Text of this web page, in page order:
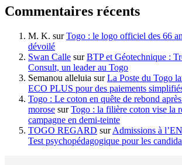
Commentaires récents
M. K. surTogo : le logo officiel des 66
dévoilé
Swan Calle surBTP et Géotechnique :
Consult, un leader au Togo
Semanou alleluia surLa Poste du Togo
ECO PLUS pour des paiements
Togo : Le coton en quête de rebond
morose surTogo : la filière coton vise la
campagne en demi-teinte
TOGO REGARD surAdmissions à
Test psychopédagogique pour les